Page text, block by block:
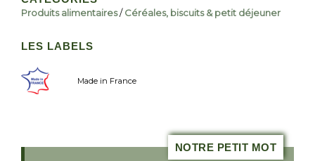
Produits alimentaires/Céréales, biscuits & petit déjeuner
LES LABELS
Made in France
NOTRE PETIT MOT